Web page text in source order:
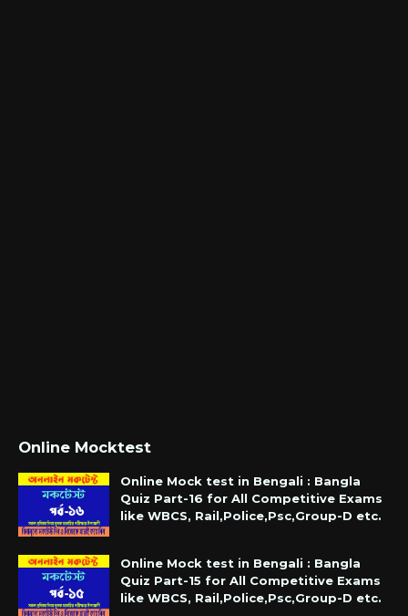
Online Mocktest
Online Mock test in Bengali : Bangla
Quiz Part-16 for All Competitive Exams
like WBCS, Rail,Police,Psc,Group-D etc.
Online Mock test in Bengali : Bangla
Quiz Part-15 for All Competitive Exams
like WBCS, Rail,Police,Psc,Group-D etc.